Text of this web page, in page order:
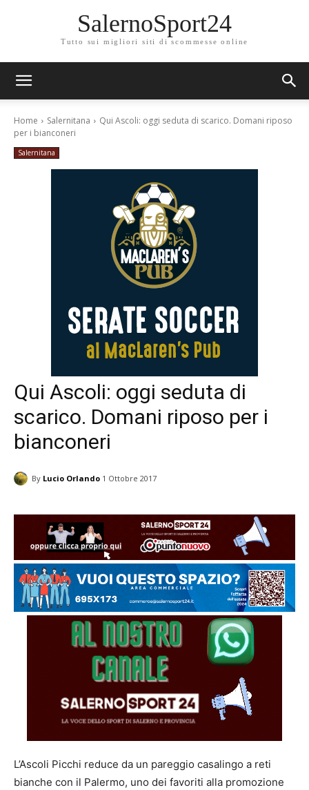
SalernoSport24
Tutto sui migliori siti di scommesse online
Home Salernitana
Qui Ascoli: oggi seduta di scarico. Domani riposo
per i bianconeri
Salernitana
Qui Ascoli: oggi seduta di
scarico. Domani riposo per i
bianconeri
By Lucio Orlando 1 Ottobre 2017
L’Ascoli Picchi reduce da un pareggio casalingo a reti
bianche con il Palermo, uno dei favoriti alla promozione